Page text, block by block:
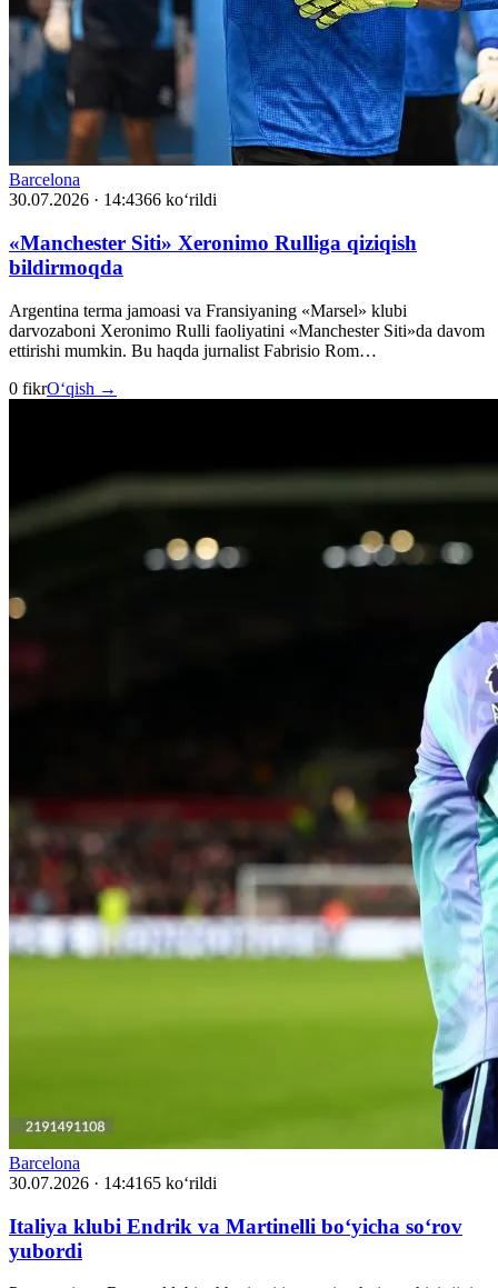
Barcelona
30.07.2026 · 14:4366 ko‘rildi
«Manchester Siti» Xeronimo Rulliga qiziqish
bildirmoqda
Argentina terma jamoasi va Fransiyaning «Marsel» klubi
darvozaboni Xeronimo Rulli faoliyatini «Manchester Siti»da davom
ettirishi mumkin. Bu haqda jurnalist Fabrisio Rom…
0 fikrO‘qish →
Barcelona
30.07.2026 · 14:4165 ko‘rildi
Italiya klubi Endrik va Martinelli bo‘yicha so‘rov
yubordi